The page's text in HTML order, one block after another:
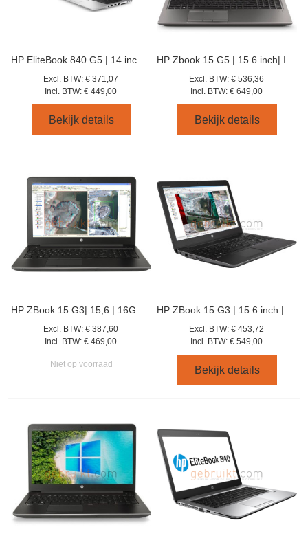
HP EliteBook 840 G5 | 14 inch | 8e gen i5 | 512GB SSD | 16GB |
Excl. BTW: € 371,07
Incl. BTW: € 449,00
Bekijk details
HP Zbook 15 G5 | 15.6 inch| Intel Core i7-7600 | 16GB | 256GB SSD
Excl. BTW: € 536,36
Incl. BTW: € 649,00
Bekijk details
HP ZBook 15 G3| 15,6 | 16GB | 256GB SSD | i7-6820HQ
Excl. BTW: € 387,60
Incl. BTW: € 469,00
Niet op voorraad
HP ZBook 15 G3 | 15.6 inch | XEON E3 | 32GB | 1000GB |
Excl. BTW: € 453,72
Incl. BTW: € 549,00
Bekijk details